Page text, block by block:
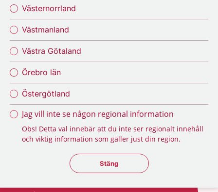
Västernorrland
Västmanland
Västra Götaland
Örebro län
Östergötland
Jag vill inte se någon regional information
Obs! Detta val innebär att du inte ser regionalt innehåll
och viktig information som gäller just din region.
Stäng regionsväljaren
Stäng